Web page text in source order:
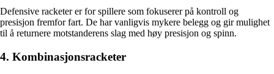
Defensive racketer er for spillere som fokuserer på kontroll og
presisjon fremfor fart. De har vanligvis mykere belegg og gir mulighet
til å returnere motstanderens slag med høy presisjon og spinn.
4. Kombinasjonsracketer